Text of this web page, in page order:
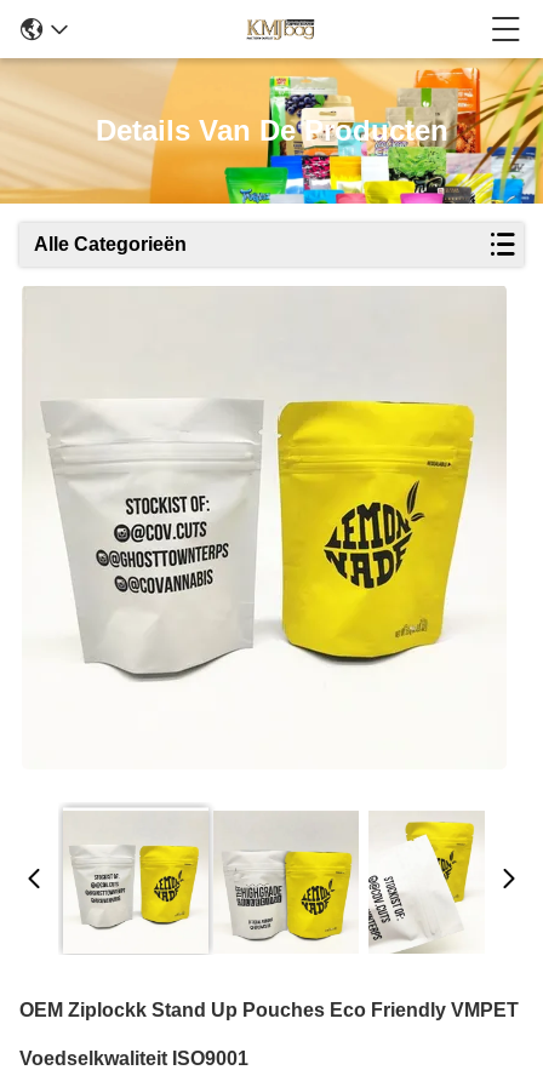
Details Van De Producten
Alle Categorieën
OEM Ziplockk Stand Up Pouches Eco Friendly VMPET
Voedselkwaliteit ISO9001